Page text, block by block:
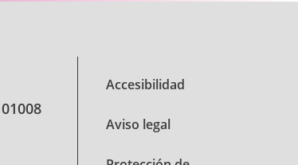
Accesibilidad
Aviso legal